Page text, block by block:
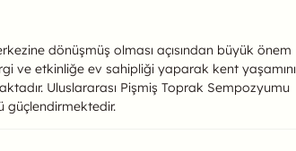
dönüşmüş olması açısından büyük önem
ve etkinliğe ev sahipliği yaparak kent yaşamını
Uluslararası Pişmiş Toprak Sempozyumu
güçlendirmektedir.